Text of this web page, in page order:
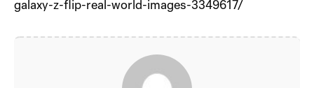
galaxy-z-flip-real-world-images-3349617/